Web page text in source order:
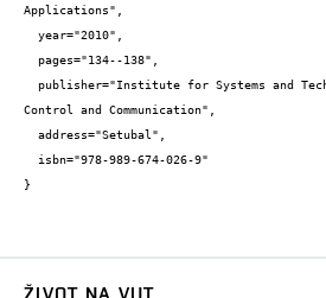
Applications",
Control and Communication",
}